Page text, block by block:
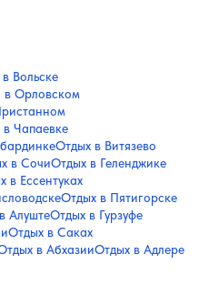
Вольске
в Орловском
Чапаевке
Отдых в Витязево
в СочиОтдых в Геленджике
в Ессентуках
Отдых в Пятигорске
АлуштеОтдых в Гурзуфе
Отдых в Саках
в АбхазииОтдых в Адлере